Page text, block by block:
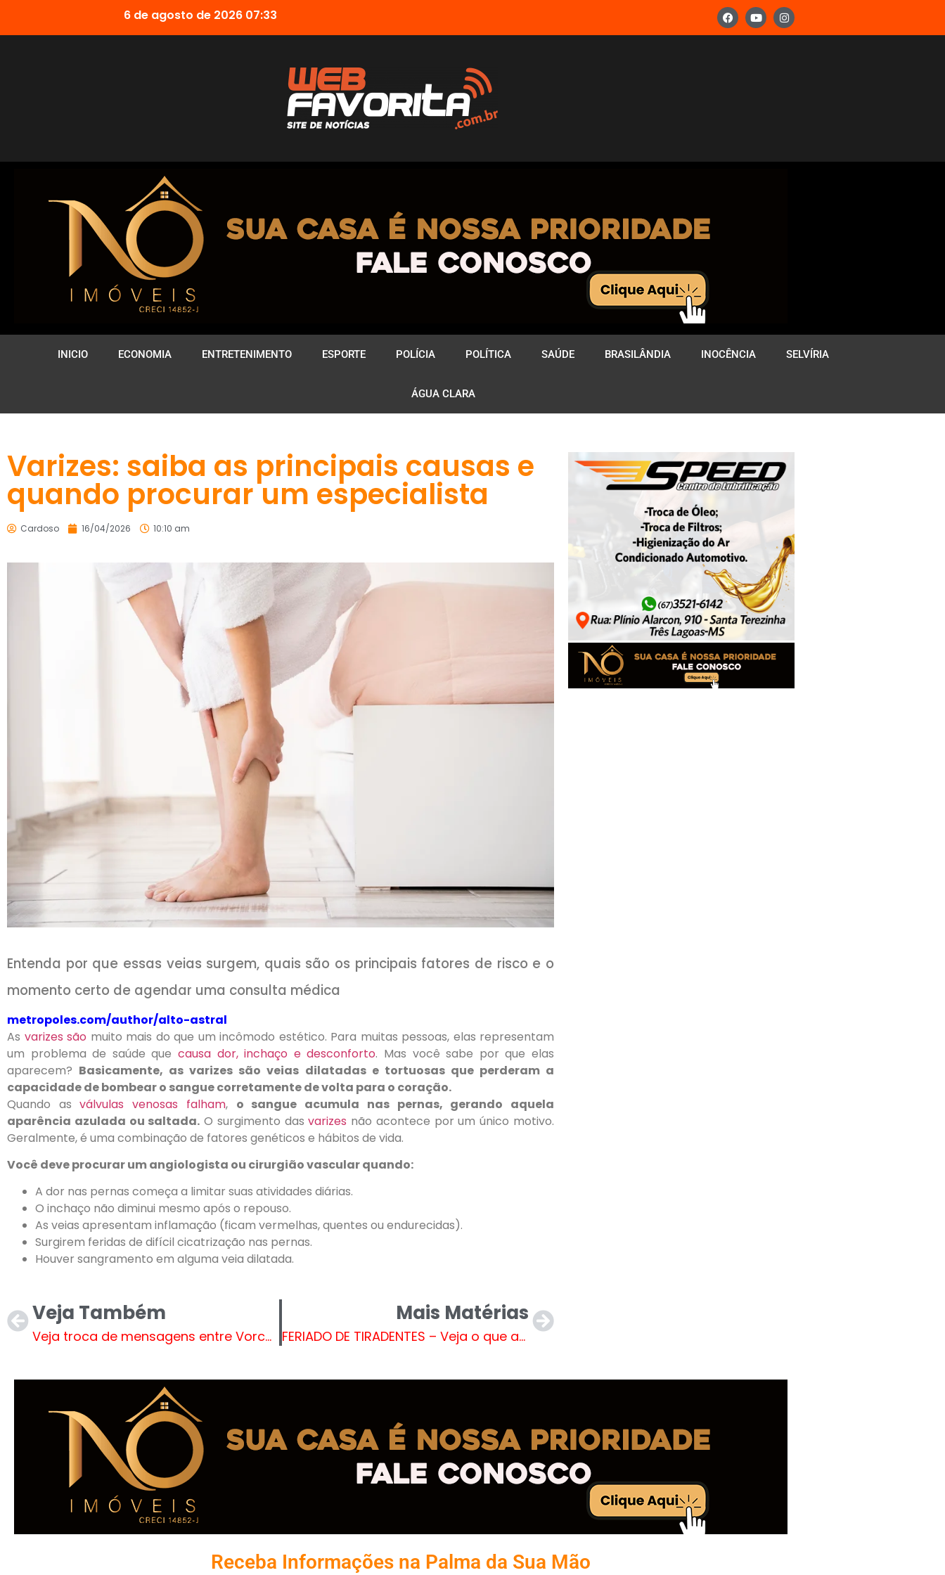
6 de agosto de 2026 07:33
INICIO ECONOMIA ENTRETENIMENTO ESPORTE POLÍCIA POLÍTICA SAÚDE BRASILÂNDIA INOCÊNCIA SELVÍRIA
ÁGUA CLARA
Varizes: saiba as principais causas e
quando procurar um especialista
Cardoso 16/04/2026 10:10 am
Entenda por que essas veias surgem, quais são os principais fatores de risco e o
momento certo de agendar uma consulta médica
metropoles.com/author/alto-astral
As varizes são muito mais do que um incômodo estético. Para muitas pessoas, elas representam
um problema de saúde que causa dor, inchaço e desconforto. Mas você sabe por que elas
aparecem? Basicamente, as varizes são veias dilatadas e tortuosas que perderam a
capacidade de bombear o sangue corretamente de volta para o coração.
Quando as válvulas venosas falham, o sangue acumula nas pernas, gerando aquela
aparência azulada ou saltada. O surgimento dasvarizes não acontece por um único motivo.
Geralmente, é uma combinação de fatores genéticos e hábitos de vida.
Você deve procurar um angiologista ou cirurgião vascular quando:
A dor nas pernas começa a limitar suas atividades diárias.
O inchaço não diminui mesmo após o repouso.
As veias apresentam inflamação (ficam vermelhas, quentes ou endurecidas).
Surgirem feridas de difícil cicatrização nas pernas.
Houver sangramento em alguma veia dilatada.
Veja Também
Veja troca de mensagens entre Vorcaro e Paulo Henrique
Mais Matérias
FERIADO DE TIRADENTES – Veja o que abre e o que fecha na Prefeitura de Três Lagoas
Receba Informações na Palma da Sua Mão